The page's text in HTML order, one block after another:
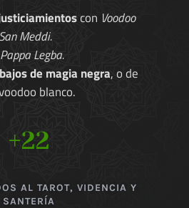
con Voodoo
Meddi.
Pappa Legba.
de magia negra, o de
blanco.
+22
AL TAROT, VIDENCIA Y
SANTERÍA